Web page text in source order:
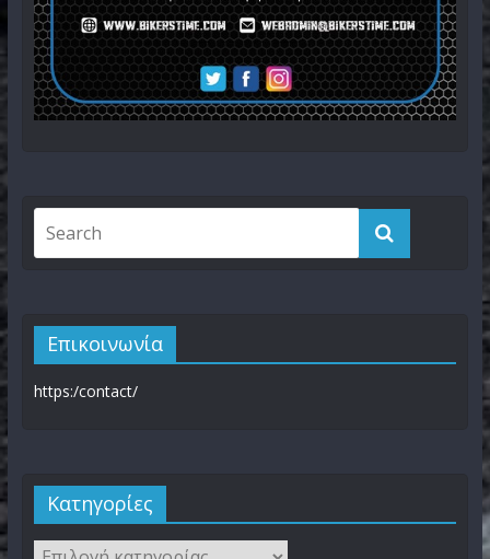
Επικοινωνία
https:/contact/
Kατηγορίες